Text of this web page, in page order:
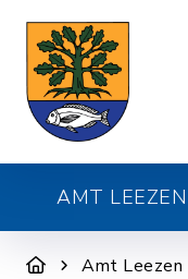
AMT LEEZEN
Amt Leezen